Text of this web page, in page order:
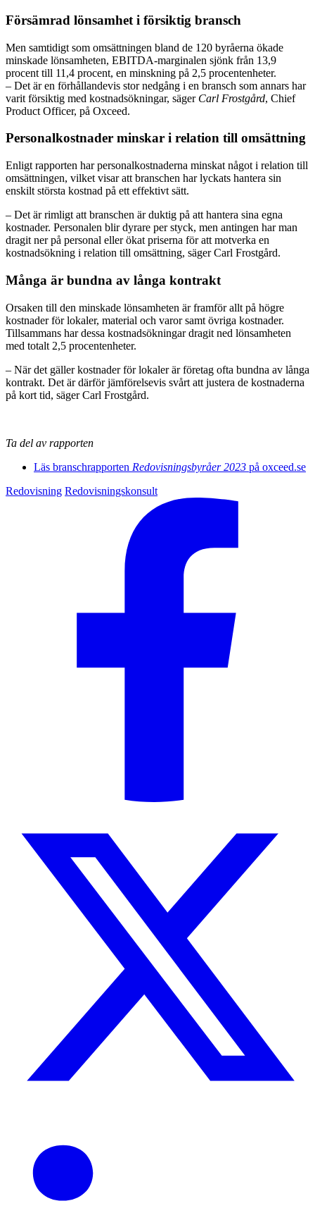
Försämrad lönsamhet i försiktig bransch
Men samtidigt som omsättningen bland de 120 byråerna ökade
minskade lönsamheten, EBITDA-marginalen sjönk från 13,9
procent till 11,4 procent, en minskning på 2,5 procentenheter.
– Det är en förhållandevis stor nedgång i en bransch som annars har
varit försiktig med kostnadsökningar, säger Carl Frostgård, Chief
Product Officer, på Oxceed.
Personalkostnader minskar i relation till omsättning
Enligt rapporten har personalkostnaderna minskat något i relation till
omsättningen, vilket visar att branschen har lyckats hantera sin
enskilt största kostnad på ett effektivt sätt.
– Det är rimligt att branschen är duktig på att hantera sina egna
kostnader. Personalen blir dyrare per styck, men antingen har man
dragit ner på personal eller ökat priserna för att motverka en
kostnadsökning i relation till omsättning, säger Carl Frostgård.
Många är bundna av långa kontrakt
Orsaken till den minskade lönsamheten är framför allt på högre
kostnader för lokaler, material och varor samt övriga kostnader.
Tillsammans har dessa kostnadsökningar dragit ned lönsamheten
med totalt 2,5 procentenheter.
– När det gäller kostnader för lokaler är företag ofta bundna av långa
kontrakt. Det är därför jämförelsevis svårt att justera de kostnaderna
på kort tid, säger Carl Frostgård.
Ta del av rapporten
Läs branschrapporten Redovisningsbyråer 2023 på oxceed.se
Redovisning Redovisningskonsult